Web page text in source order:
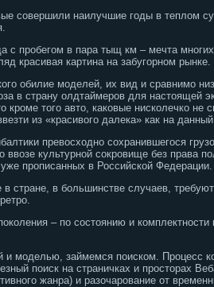
совершили наилучшие годы в теплом
с пробегом в пара тыщ км – мечта
красивая картина на забугорном рынке.
обилие моделей, их вид и сравнимо
в страну олдтаймеров для настоящей
кроме того авто, каковые нисколечко
из «красивого далека» как на
превосходно сохранившегося
ввозе культурной сокровище без права
уже прописанных в Российской
стране, в большинстве случаев,
– по состоянию и
моделью, займемся поиском. Процесс
поиск на страничках и просторах
жанра) и разочарование от